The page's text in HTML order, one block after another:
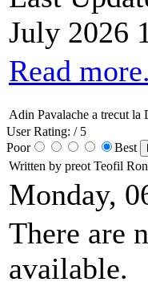
July 2026
Read
Adin Pavalache a trecut la
User Rating: / 5
Poor
Best
Written by preot Teofil
Monday,
There are
available.